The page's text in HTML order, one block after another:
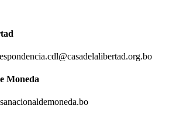
Moneda